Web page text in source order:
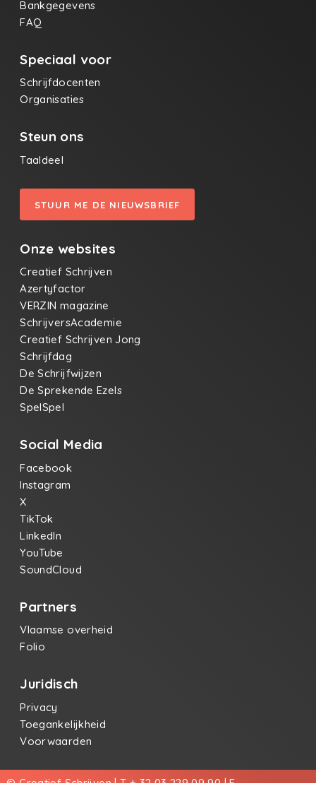
Bankgegevens
FAQ
Speciaal voor
Schrijfdocenten
Organisaties
Steun ons
Taaldeel
STUUR ME DE NIEUWSBRIEF
Onze websites
Creatief Schrijven
Azertyfactor
VERZIN magazine
SchrijversAcademie
Creatief Schrijven Jong
Schrijfdag
De Schrijfwijzen
De Sprekende Ezels
SpelSpel
Social Media
Facebook
Instagram
X
TikTok
LinkedIn
YouTube
SoundCloud
Partners
Vlaamse overheid
Folio
Juridisch
Privacy
Toegankelijkheid
Voorwaarden
© Creatief Schrijven | T + 32 03 229 09 90 | E